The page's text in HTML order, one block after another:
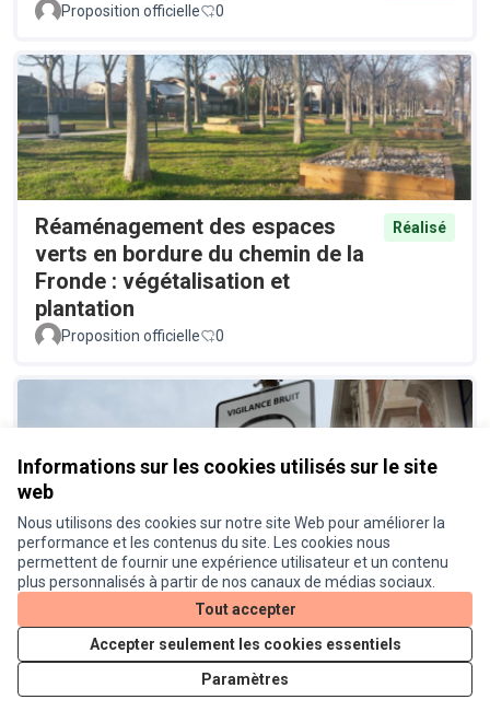
Informations sur les cookies utilisés sur le site
web
Nous utilisons des cookies sur notre site Web pour améliorer la
performance et les contenus du site. Les cookies nous
permettent de fournir une expérience utilisateur et un contenu
plus personnalisés à partir de nos canaux de médias sociaux.
Tout accepter
Accepter seulement les cookies essentiels
Paramètres
Proposition officielle
0
Réaménagement des espaces
verts en bordure du chemin de la
Fronde : végétalisation et
plantation
Réalisé
Proposition officielle 0
Un radar pédagogique pour
connaitre le niveau sonore des
Proposition officielle 0